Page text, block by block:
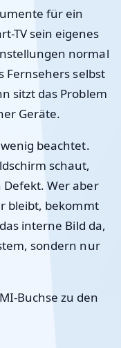
für ein
TV sein eigenes
normal
Fernsehers selbst
sitzt das Problem
Geräte.
beachtet.
schaut,
Wer aber
bleibt, bekommt
interne Bild da,
sondern nur
Buchse zu den